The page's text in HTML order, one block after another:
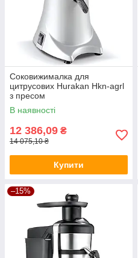
Соковижималка для
цитрусових Hurakan Hkn-agrl
з пресом
В наявності
12 386,09 ₴
14 075,10 ₴
Купити
–15%